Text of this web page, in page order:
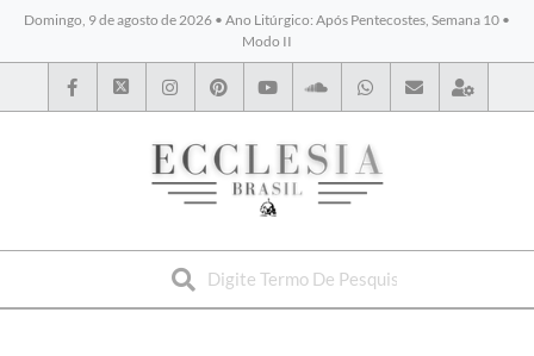
Domingo, 9 de agosto de 2026 • Ano Litúrgico: Após Pentecostes, Semana 10 •
Modo II
BYBLOS